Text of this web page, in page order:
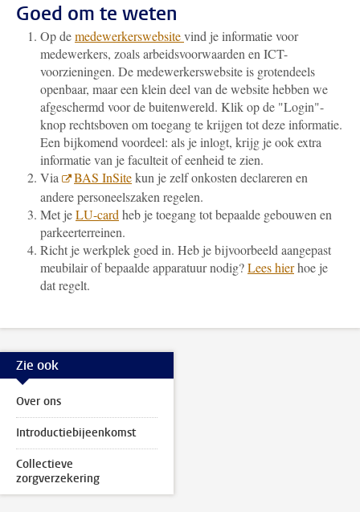
Goed om te weten
Op demedewerkerswebsitevind je informatie voor
medewerkers, zoals arbeidsvoorwaarden en ICT-
voorzieningen. De medewerkerswebsite is grotendeels
openbaar, maar een klein deel van de website hebben we
afgeschermd voor de buitenwereld. Klik op de "Login"-
knop rechtsboven om toegang te krijgen tot deze informatie.
Een bijkomend voordeel: als je inlogt, krijg je ook extra
informatie van je faculteit of eenheid te zien.
Via
BAS InSitekun je zelf onkosten declareren en
andere personeelszaken regelen.
Met jeLU-card heb je toegang tot bepaalde gebouwen en
parkeerterreinen.
Richt je werkplek goed in. Heb je bijvoorbeeld aangepast
meubilair of bepaalde apparatuur nodig?Lees hierhoe je
dat regelt.
Zie ook
Over ons
Introductiebijeenkomst
Collectieve
zorgverzekering